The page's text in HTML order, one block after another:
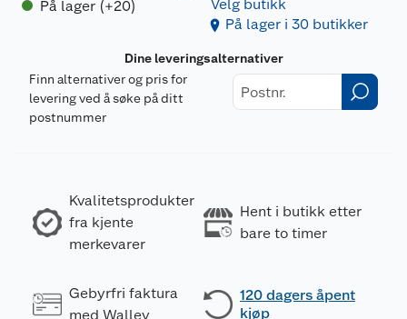
På lager (+20)
Velg butikk
På lager i 30 butikker
Dine leveringsalternativer
Finn alternativer og pris for
levering ved å søke på ditt
postnummer
Kvalitetsprodukter
fra kjente
merkevarer
Hent i butikk etter
bare to timer
Gebyrfri faktura
med Walley
120 dagers åpent
kjøp